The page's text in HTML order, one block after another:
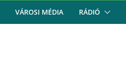
VÁROSI MÉDIA RÁDIÓ